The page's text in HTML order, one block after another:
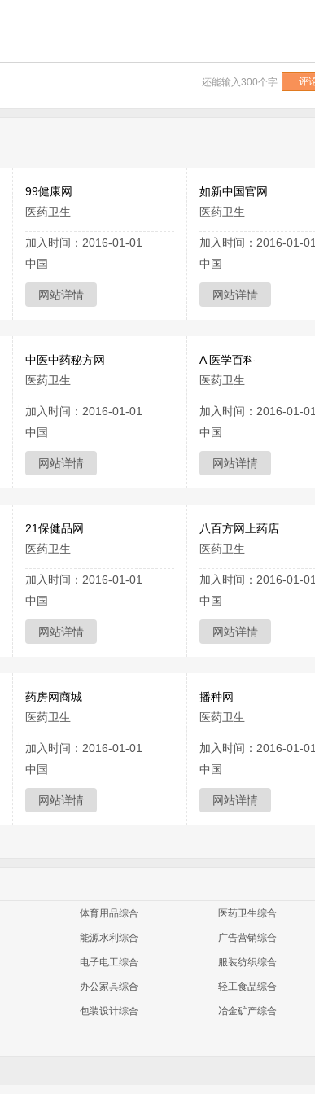
还能输入300个字
99健康网
医药卫生
加入时间：2016-01-01
中国
网站详情
如新中国官网
医药卫生
加入时间：2016-01-01
中国
网站详情
中医中药秘方网
医药卫生
加入时间：2016-01-01
中国
网站详情
A 医学百科
医药卫生
加入时间：2016-01-01
中国
网站详情
21保健品网
医药卫生
加入时间：2016-01-01
中国
网站详情
八百方网上药店
医药卫生
加入时间：2016-01-01
中国
网站详情
药房网商城
医药卫生
加入时间：2016-01-01
中国
网站详情
播种网
医药卫生
加入时间：2016-01-01
中国
网站详情
体育用品综合 医药卫生综合
能源水利综合 广告营销综合
电子电工综合 服装纺织综合
办公家具综合 轻工食品综合
包装设计综合 冶金矿产综合